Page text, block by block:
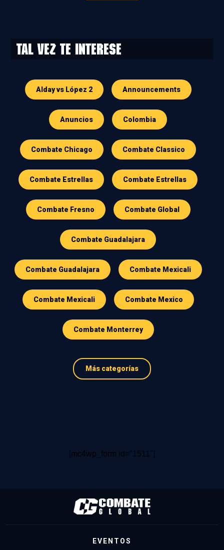
Tal vez te interese
Alday vs López 2 Announcements
Anuncios Colombia
Combate Chicago Combate Classico
Combate Estrellas Combate Estrellas
Combate Fresno Combate Global
Combate Guadalajara
Combate Guadalajara Combate Mexicali
Combate Mexicali Combate Mexico
Combate Monterrey
Más categorías
[mc4wp_form id="1511"]
EVENTOS